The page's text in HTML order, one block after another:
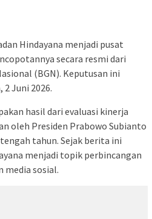
Hindayana menjadi pusat
secara resmi dari
(BGN). Keputusan ini
Juni 2026.
hasil dari evaluasi kinerja
oleh Presiden Prabowo Subianto
tahun. Sejak berita ini
menjadi topik perbincangan
sosial.